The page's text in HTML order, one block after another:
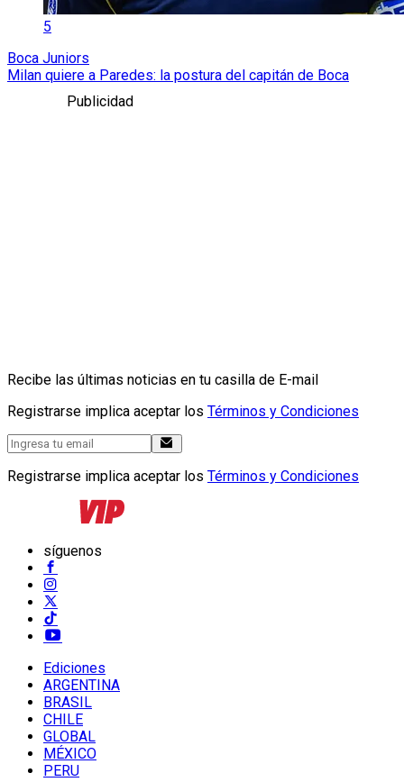
5
Boca Juniors
Milan quiere a Paredes: la postura del capitán de Boca
Publicidad
Recibe las últimas noticias en tu casilla de E-mail
Registrarse implica aceptar los Términos y Condiciones
Registrarse implica aceptar los Términos y Condiciones
síguenos
Ediciones
ARGENTINA
BRASIL
CHILE
GLOBAL
MÉXICO
PERU